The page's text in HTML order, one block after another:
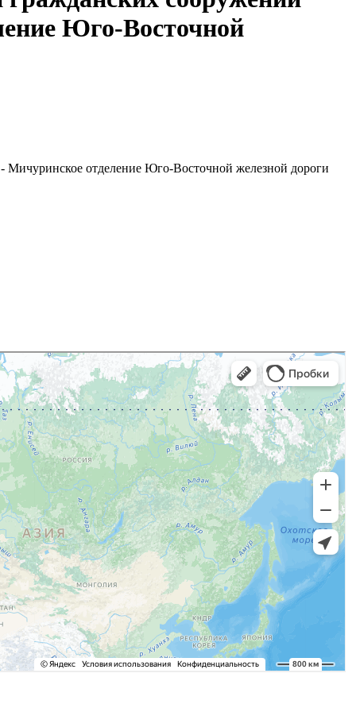
Юго-Восточной
Мичуринское отделение Юго-Восточной железной дороги